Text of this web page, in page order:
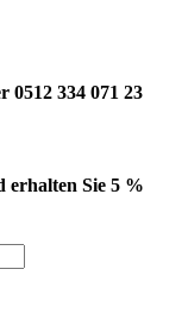
0512 334 071 23
erhalten Sie 5 %